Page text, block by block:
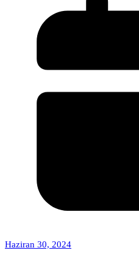
Haziran 30, 2024